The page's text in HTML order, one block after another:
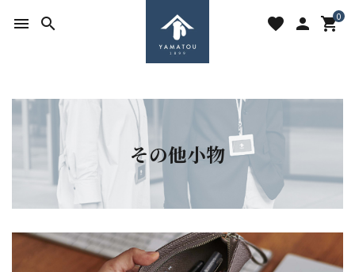
menu search favorite person 0
shopping_cart
ようこそ ゲスト 様
その他小物